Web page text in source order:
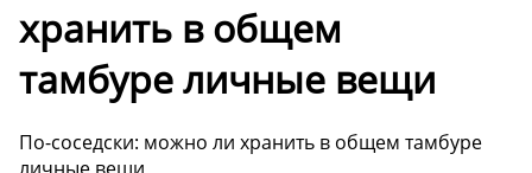
хранить в общем
тамбуре личные вещи
По-соседски: можно ли хранить в общем тамбуре